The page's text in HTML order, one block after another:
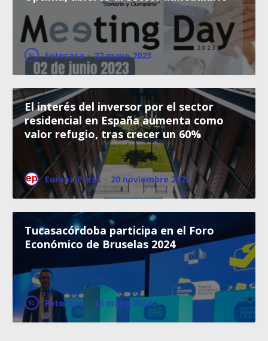
Fotocasa · 22 mayo 2023
El interés del inversor por el sector
residencial en España aumenta como
valor refugio, tras crecer un 60%
Europa Press · 20 noviembre 2022
Tucasacórdoba participa en el Foro
Económico de Bruselas 2024
Fotocasa · 16 mayo 2024